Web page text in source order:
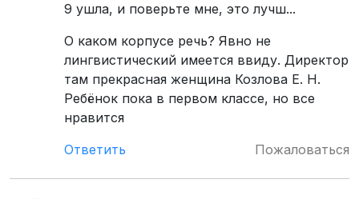
9 ушла, и поверьте мне, это лучш...
О каком корпусе речь? Явно не
лингвистический имеется ввиду. Директор
там прекрасная женщина Козлова Е. Н.
Ребёнок пока в первом классе, но все
нравится
Ответить
Пожаловаться